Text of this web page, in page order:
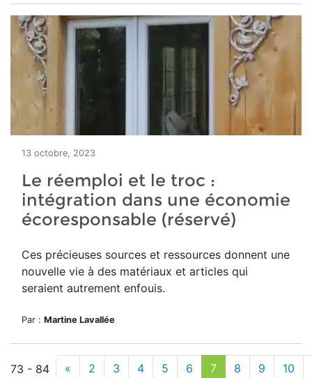
13 octobre, 2023
Le réemploi et le troc :
intégration dans une économie
écoresponsable (réservé)
Ces précieuses sources et ressources donnent une
nouvelle vie à des matériaux et articles qui
seraient autrement enfouis.
Par : Martine Lavallée
73 - 84
« 2 3 4 5 6 7 8 9 10